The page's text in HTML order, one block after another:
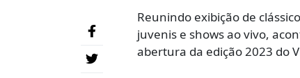
Reunindo exibição de
juvenis e shows ao vivo,
abertura da edição 2023 do